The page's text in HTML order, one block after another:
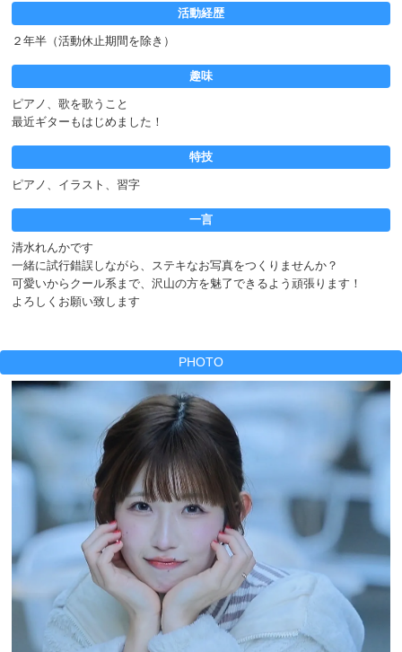
活動経歴
２年半（活動休止期間を除き）
趣味
ピアノ、歌を歌うこと
最近ギターもはじめました！
特技
ピアノ、イラスト、習字
一言
清水れんかです
一緒に試行錯誤しながら、ステキなお写真をつくりませんか？
可愛いからクール系まで、沢山の方を魅了できるよう頑張ります！
よろしくお願い致します
PHOTO